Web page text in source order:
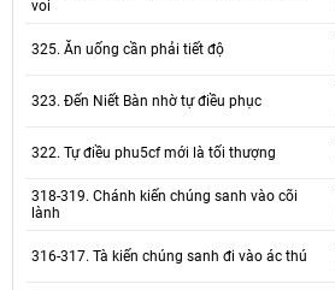
voi
325. Ăn uống cần phải tiết độ
323. Đến Niết Bàn nhờ tự điều phục
322. Tự điều phu5cf mới là tối thượng
318-319. Chánh kiến chúng sanh vào cõi
lành
316-317. Tà kiến chúng sanh đi vào ác thú